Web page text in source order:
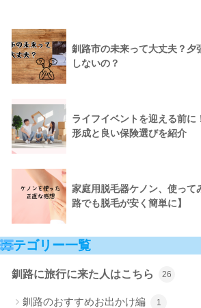
釧路市の未来って大丈夫？夕
しないの？
ライフイベントを迎える前に
形成と良い保険選びを紹介
家庭用脱毛器ケノン、使って
路でも脱毛が安く簡単に】
カテゴリー一覧
釧路に旅行に来た人はこちら 26
釧路のおすすめお出かけ編 1